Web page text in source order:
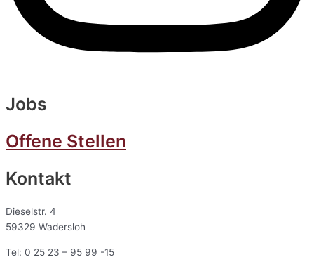
Jobs
Offene Stellen
Kontakt
Dieselstr. 4
59329 Wadersloh
Tel: 0 25 23 – 95 99 -15